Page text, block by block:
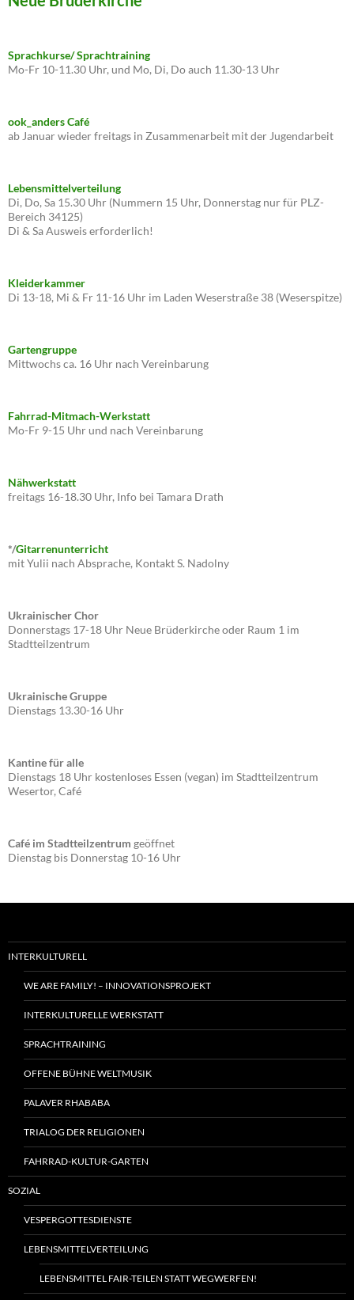
Sprachkurse/ Sprachtraining
Mo-Fr 10-11.30 Uhr, und Mo, Di, Do auch 11.30-13 Uhr
ook_anders Café
ab Januar wieder freitags in Zusammenarbeit mit der Jugendarbeit
Lebensmittelverteilung
Di, Do, Sa 15.30 Uhr (Nummern 15 Uhr, Donnerstag nur für PLZ-
Bereich 34125)
Di & Sa Ausweis erforderlich!
Kleiderkammer
Di 13-18, Mi & Fr 11-16 Uhr im Laden Weserstraße 38 (Weserspitze)
Gartengruppe
Mittwochs ca. 16 Uhr nach Vereinbarung
Fahrrad-Mitmach-Werkstatt
Mo-Fr 9-15 Uhr und nach Vereinbarung
Nähwerkstatt
freitags 16-18.30 Uhr, Info bei Tamara Drath
*/Gitarrenunterricht
mit Yulii nach Absprache, Kontakt S. Nadolny
Ukrainischer Chor
Donnerstags 17-18 Uhr Neue Brüderkirche oder Raum 1 im
Stadtteilzentrum
Ukrainische Gruppe
Dienstags 13.30-16 Uhr
Kantine für alle
Dienstags 18 Uhr kostenloses Essen (vegan) im Stadtteilzentrum
Wesertor, Café
Café im Stadtteilzentrum geöffnet
Dienstag bis Donnerstag 10-16 Uhr
INTERKULTURELL
WE ARE FAMILY! – INNOVATIONSPROJEKT
INTERKULTURELLE WERKSTATT
SPRACHTRAINING
OFFENE BÜHNE WELTMUSIK
PALAVER RHABABA
TRIALOG DER RELIGIONEN
FAHRRAD-KULTUR-GARTEN
SOZIAL
VESPERGOTTESDIENSTE
LEBENSMITTELVERTEILUNG
LEBENSMITTEL FAIR-TEILEN STATT WEGWERFEN!